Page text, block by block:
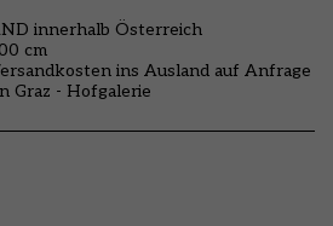
innerhalb Österreich
cm
ins Ausland auf Anfrage
Graz - Hofgalerie